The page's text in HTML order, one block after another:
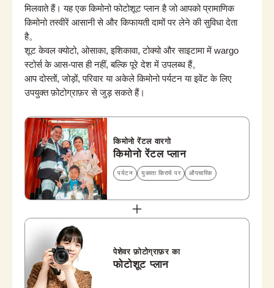
मिलवाते हैं। यह एक किमोनो फोटोशूट प्लान है जो आपको प्रामाणिक
किमोनो तस्वीरें आसानी से और किफायती दामों पर लेने की सुविधा देता
है。
शूट केवल क्योटो, ओसाका, इशिकावा, टोक्यो और साइटामा में wargo
स्टोर्स के आस-पास ही नहीं, बल्कि पूरे देश में उपलब्ध हैं。
आप दोस्तों, जोड़ों, परिवार या अकेले किमोनो पर्यटन या इवेंट के लिए
उपयुक्त फ़ोटोग्राफ़र से जुड़ सकते हैं।
किमोनो रेंटल वारगो
किमोनो रेंटल प्लान
पर्यटन युकाता किराये पर औपचारिक
पेशेवर फ़ोटोग्राफ़र का
फोटोशूट प्लान